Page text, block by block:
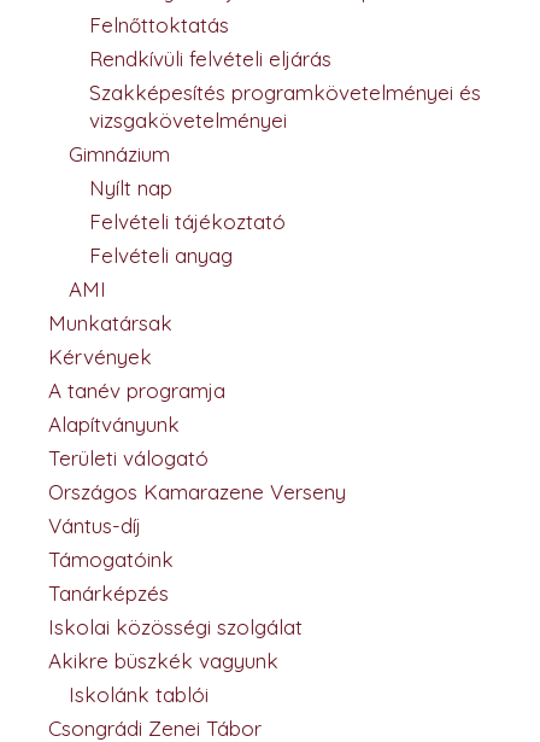
Felnőttoktatás
Rendkívüli felvételi eljárás
Szakképesítés programkövetelményei és
vizsgakövetelményei
Gimnázium
Nyílt nap
Felvételi tájékoztató
Felvételi anyag
AMI
Munkatársak
Kérvények
A tanév programja
Alapítványunk
Területi válogató
Országos Kamarazene Verseny
Vántus-díj
Támogatóink
Tanárképzés
Iskolai közösségi szolgálat
Akikre büszkék vagyunk
Iskolánk tablói
Csongrádi Zenei Tábor